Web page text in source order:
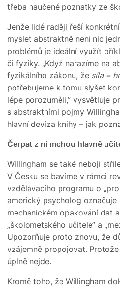
třeba naučené poznatky ze
Jenže lidé raději řeší
myslet abstraktně není nic
problémů je ideální využít
či fyziky. „Když narazíme na
fyzikálního zákonu, že síla =
potřebujeme k tomu slyšet
lépe porozuměli,” vysvětluje
s abstraktními pojmy
hlavní devíza knihy – jak
Čerpat z ní mohou hlavně
Willingham se také nebojí
V Česku se bavíme v rámci
vzdělávacího programu o
americký psycholog označuje
mechanickém opakování dat
„školometského učitele” a
Upozorňuje proto znovu, že
vzájemně propojovat.
úplně nejde.
Kromě toho, že Willingham